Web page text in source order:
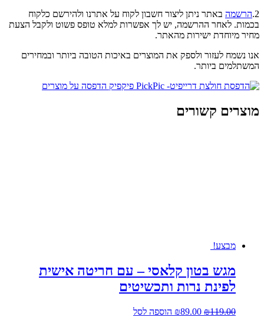
2. הרשמה באתר ניתן ליצור חשבון לקוח על אתרנו ולהירשם כלקוח
בכמות. לאחר ההרשמה, יש לך אפשרות למלא טופס פשוט ולקבל הצעת
מחיר מיוחדת ישירות מהאתר.
אנו נשמח לעזור ולספק את המוצרים באיכות הטובה ביותר ובמחירים
המשתלמים ביותר.
מוצרים קשורים
מבצע!
מגש בטון קלאסי – עם חריטה אישית
לפינת נרות ותכשיטים
₪119.00
המחיר₪89.00
המחיר
הוספה לסל